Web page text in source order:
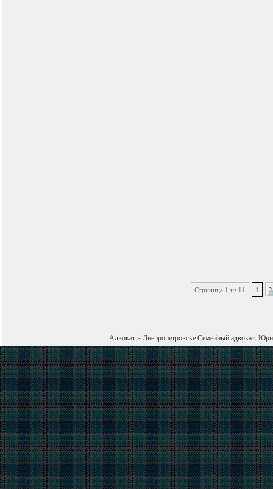
Стриница 1 из 11 1 2
Адвокат в ДнепропетровскеСемейный адвокат.